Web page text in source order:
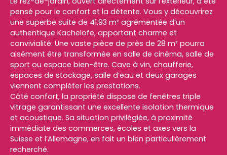
pensé pour le confort et la détente. Vous y découvrirez
une superbe suite de 41,93 m² agrémentée d’un
authentique Kachelofe, apportant charme et
convivialité. Une vaste pièce de près de 28 m² pourra
aisément être transformée en salle de cinéma, salle de
sport ou espace bien-être. Cave à vin, chaufferie,
espaces de stockage, salle d’eau et deux garages
viennent compléter les prestations.
Côté confort, la propriété dispose de fenêtres triple
vitrage garantissant une excellente isolation thermique
et acoustique. Sa situation privilégiée, à proximité
immédiate des commerces, écoles et axes vers la
Suisse et l’Allemagne, en fait un bien particulièrement
recherché.